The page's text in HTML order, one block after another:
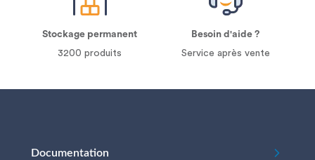
Stockage permanent
3200 produits
Besoin d'aide ?
Service après vente
Documentation